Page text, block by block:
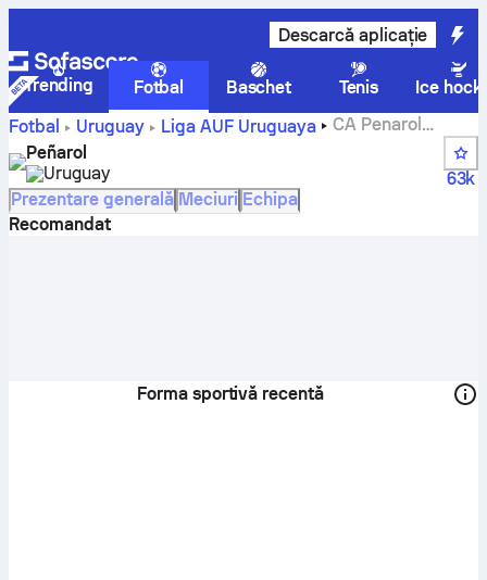
Descarcă aplicație
Trending Fotbal Baschet Tenis
Ice
Fotbal
Uruguay Liga AUF Uruguaya
CA Penarol
scoruri, meciuri, clasamente și statistici jucători
Peñarol
Uruguay
63k
Prezentare generală Meciuri Echipa
Recomandat
Forma sportivă recentă